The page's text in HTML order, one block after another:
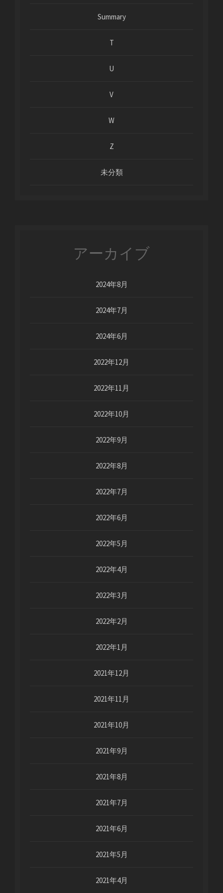
Summary
T
U
V
W
Z
未分類
アーカイブ
2024年8月
2024年7月
2024年6月
2022年12月
2022年11月
2022年10月
2022年9月
2022年8月
2022年7月
2022年6月
2022年5月
2022年4月
2022年3月
2022年2月
2022年1月
2021年12月
2021年11月
2021年10月
2021年9月
2021年8月
2021年7月
2021年6月
2021年5月
2021年4月